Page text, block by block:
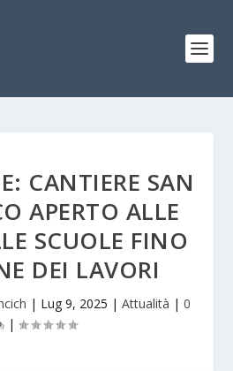
CANTIERE SAN
APERTO ALLE
SCUOLE FINO
DEI LAVORI
| Lug 9, 2025 | Attualità | 0
|